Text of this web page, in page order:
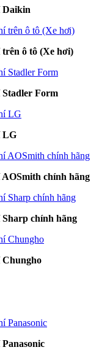
Daikin
ô tô (Xe hơi)
Form
LG
chính hãng
chính hãng